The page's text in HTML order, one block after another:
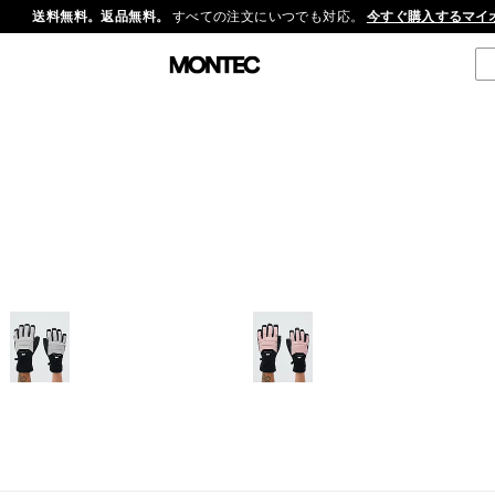
送料無料。返品無料。 すべての注文にいつでも対応。 今すぐ購入するマイ